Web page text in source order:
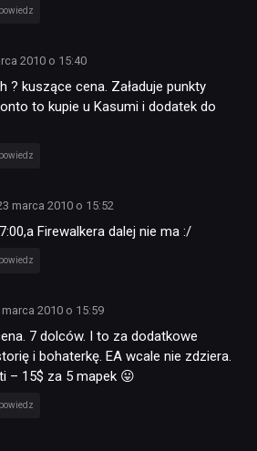
2010 o 15:40
? kuszące cena. Załaduje punkty
to kupie u Kasumi i dodatek do
marca 2010 o 15:52
Firewalkera dalej nie ma :/
2010 o 15:59
7 dolców. I to za dodatkowe
i bohaterkę. EA wcale nie zdziera.
– 15$ za 5 mapek 😛